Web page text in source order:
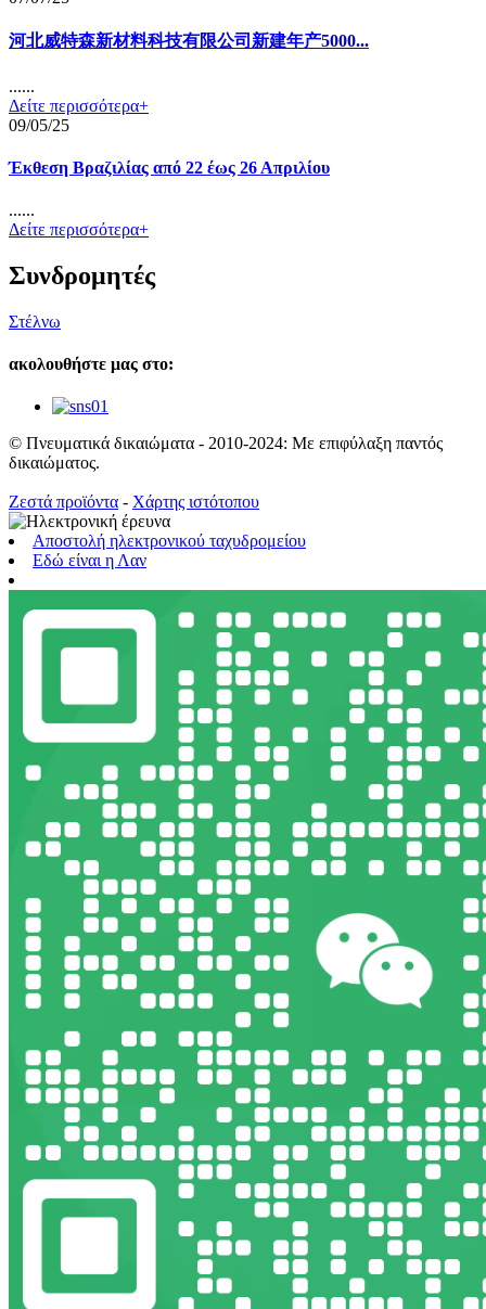
河北威特森新材料科技有限公司新建年产5000...
......
Δείτε περισσότερα+
09/05/25
Έκθεση Βραζιλίας από 22 έως 26 Απριλίου
......
Δείτε περισσότερα+
Συνδρομητές
Στέλνω
ακολουθήστε μας στο:
© Πνευματικά δικαιώματα - 2010-2024: Με επιφύλαξη παντός
δικαιώματος.
Ζεστά προϊόντα - Χάρτης ιστότοπου
Αποστολή ηλεκτρονικού ταχυδρομείου
Εδώ είναι η Λαν